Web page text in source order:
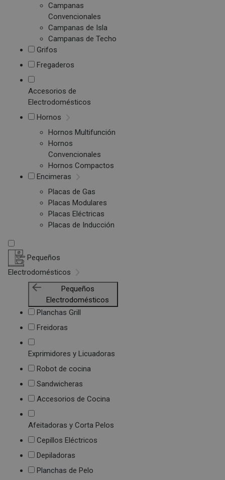
Campanas
Convencionales
Campanas de Isla
Campanas de Techo
Grifos
Fregaderos
Accesorios de
Electrodomésticos
Hornos
Hornos Multifunción
Hornos
Convencionales
Hornos Compactos
Encimeras
Placas de Gas
Placas Modulares
Placas Eléctricas
Placas de Inducción
Pequeños
Electrodomésticos
Pequeños
Electrodomésticos
Planchas Grill
Freidoras
Exprimidores y Licuadoras
Robot de cocina
Sandwicheras
Accesorios de Cocina
Afeitadoras y Corta Pelos
Cepillos Eléctricos
Depiladoras
Planchas de Pelo